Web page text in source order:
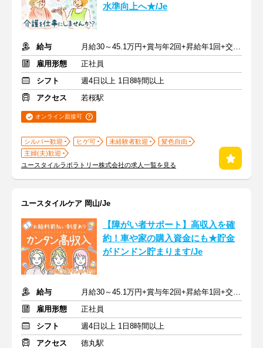
水準向上へ★/Je
給与
月給30～45.1万円+賞与年2回+昇給年1回+交通費全額
雇用形態
正社員
シフト
週4日以上 1日8時間以上
アクセス
若桜駅
オンライン面接可
シルバー歓迎 ヒゲ可 未経験者歓迎
髪色自由
主婦(夫)歓迎
ユースタイルラボラトリー株式会社の求人一覧を見る
ユースタイルケア 岡山/Je
【障がい者サポート】高収入を確
約！車や家の購入資金にも★貯金
がドンドン貯まります/Je
給与
月給30～45.1万円+賞与年2回+昇給年1回+交通費全額
雇用形態
正社員
シフト
週4日以上 1日8時間以上
アクセス
徳丸駅